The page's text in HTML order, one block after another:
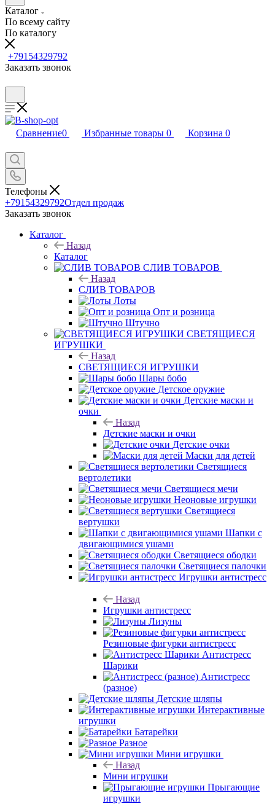
Каталог
По всему сайту
По каталогу
+79154329792
Заказать звонок
Сравнение0 Избранные товары 0 Корзина 0
Телефоны
+79154329792Отдел продаж
Заказать звонок
Каталог
Назад
Каталог
CЛИВ ТОВАРОВ
Назад
CЛИВ ТОВАРОВ
Лоты
Опт и розница
Штучно
СВЕТЯЩИЕСЯ
ИГРУШКИ
Назад
СВЕТЯЩИЕСЯ ИГРУШКИ
Шары бобо
Детское оружие
Детские маски и
очки
Назад
Детские маски и очки
Детские очки
Маски для детей
Светящиеся
вертолетики
Светящиеся мечи
Неоновые игрушки
Светящиеся
вертушки
Шапки с
двигающимися ушами
Светящиеся ободки
Светящиеся палочки
Игрушки антистресс
Назад
Игрушки антистресс
Лизуны
Резиновые фигурки антистресс
Антистресс
Шарики
Антистресс
(разное)
Детские шляпы
Интерактивные
игрушки
Батарейки
Разное
Мини игрушки
Назад
Мини игрушки
Прыгающие
игрушки